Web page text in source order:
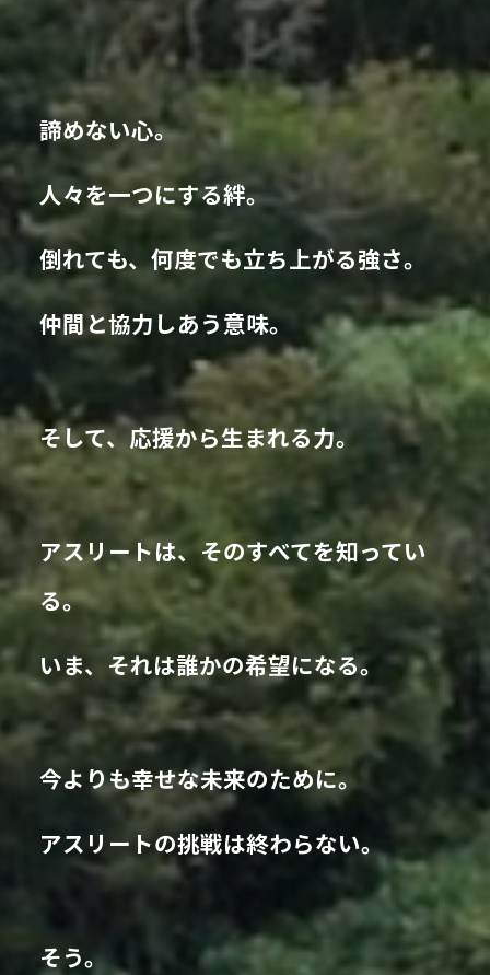
諦めない心。
人々を一つにする絆。
倒れても、何度でも立ち上がる強さ。
仲間と協力しあう意味。
そして、応援から生まれる力。
アスリートは、そのすべてを知ってい
る。
いま、それは誰かの希望になる。
今よりも幸せな未来のために。
アスリートの挑戦は終わらない。
そう。